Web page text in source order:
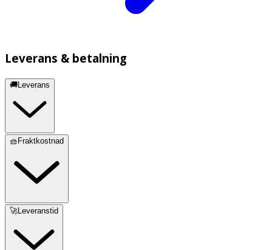
Leverans & betalning
🚚Leverans
🧺Fraktkostnad
🚀Leveranstid